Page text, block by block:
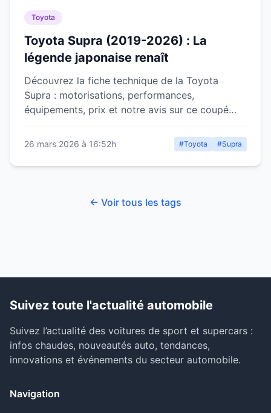
Toyota
Toyota Supra (2019-2026) : La
légende japonaise renaît
Découvrez la fiche technique de la Toyota
Supra : motorisations, performances,
équipements, prix et notre avis sur ce coupé
26 mars 2026 à 16:52h #Toyota #Supra
← Voir tous les tags
Suivez toute l'actualité automobile
Suivez l’actualité des voitures de sport et supercars :
infos chaudes, nouveautés auto, tendances,
innovations et événements du secteur automobile.
Navigation